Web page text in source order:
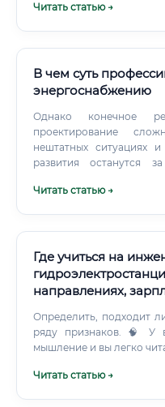
Типичная траектория
Читать статью →
В чем суть
энергоснабжению
Однако конечное
проектирование
нештатных ситуациях и
развития останутся
управлению
Читать статью →
Где учиться на
направлениях,
Определить, подходит
ряду признаков. 🧠 У
мышление и вы легко
Читать статью →